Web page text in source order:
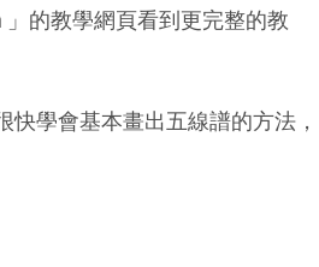
的教學網頁看到更完整的教
學會基本畫出五線譜的方法，